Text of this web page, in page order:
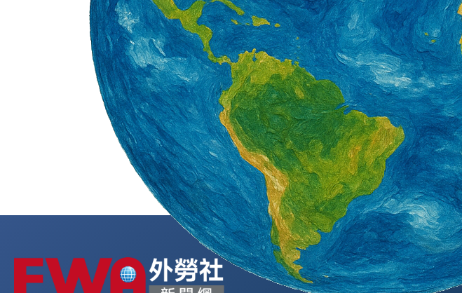
外籍勞工通訊社版權所有 ©